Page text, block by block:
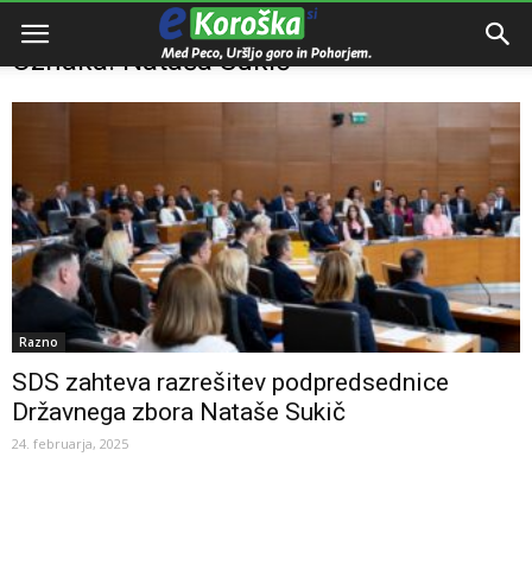
Domov Nataša Sukič
Oznaka: Nataša Sukič
Razno
SDS zahteva razrešitev podpredsednice
Državnega zbora Nataše Sukič
24. februarja, 2025